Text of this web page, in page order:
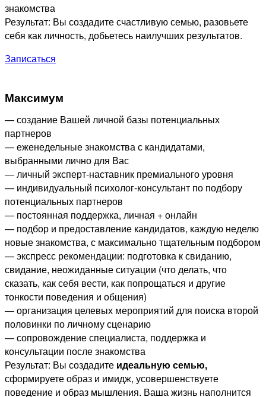
знакомства
Результат: Вы создадите счастливую семью, разовьете
себя как личность, добьетесь наилучших результатов.
Записаться
Максимум
— создание Вашей личной базы потенциальных
партнеров
— еженедельные знакомства с кандидатами,
выбранными лично для Вас
— личный эксперт-наставник премиального уровня
— индивидуальный психолог-консультант по подбору
потенциальных партнеров
— постоянная поддержка, личная + онлайн
— подбор и предоставление кандидатов, каждую неделю
новые знакомства, с максимально тщательным подбором
— экспресс рекомендации: подготовка к свиданию,
свидание, неожиданные ситуации (что делать, что
сказать, как себя вести, как попрощаться и другие
тонкости поведения и общения)
— организация целевых мероприятий для поиска второй
половинки по личному сценарию
— сопровождение специалиста, поддержка и
консультации после знакомства
Результат: Вы создадите идеальную семью,
сформируете образ и имидж, усовершенствуете
поведение и образ мышления. Ваша жизнь наполнится